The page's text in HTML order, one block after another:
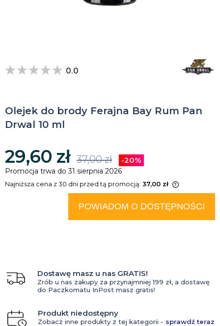
Olejek do brody Ferajna Bay Rum Pan
Drwal 10 ml
0.0
29,60 zł 37,00 zł -20%
Promocja trwa do 31 sierpnia 2026
Najniższa cena z 30 dni przed tą promocją: 37,00 zł
Jeżeli produkt jest sprzedawany
krócej niż 30 dni, wyświetlana jest
produkt pojawił się w sprzedaży.
POWIADOM O DOSTĘPNOŚCI
Dostawę masz u nas GRATIS!
Zrób u nas zakupy za przynajmniej 199 zł, a dostawę
do Paczkomatu InPost masz gratis!
Produkt niedostępny
Zobacz inne produkty z tej kategorii - sprawdź teraz